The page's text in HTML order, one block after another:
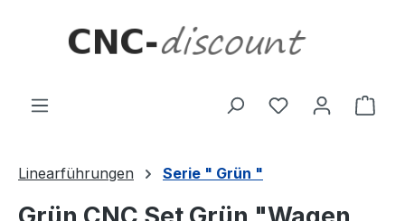
Linearführungen Serie " Grün "